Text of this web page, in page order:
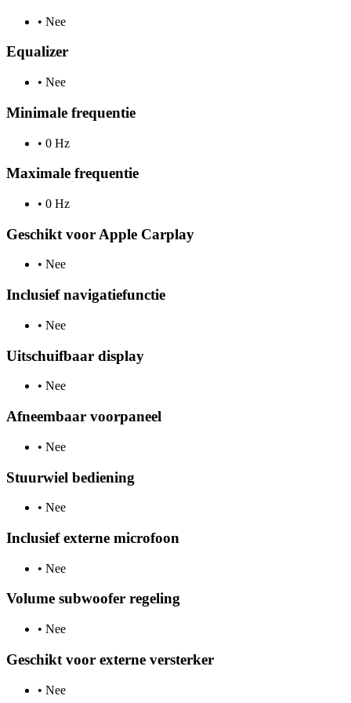
• Nee
Equalizer
• Nee
Minimale frequentie
• 0 Hz
Maximale frequentie
• 0 Hz
Geschikt voor Apple Carplay
• Nee
Inclusief navigatiefunctie
• Nee
Uitschuifbaar display
• Nee
Afneembaar voorpaneel
• Nee
Stuurwiel bediening
• Nee
Inclusief externe microfoon
• Nee
Volume subwoofer regeling
• Nee
Geschikt voor externe versterker
• Nee